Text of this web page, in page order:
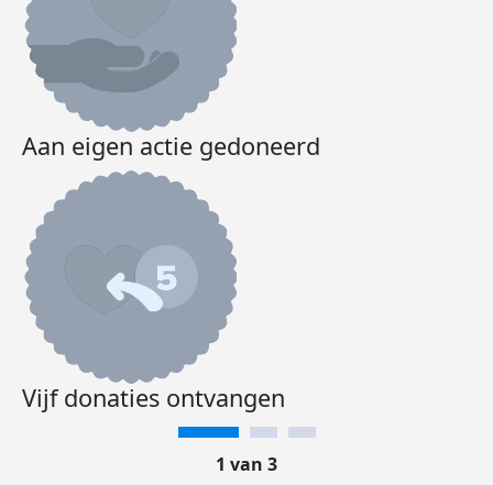
Aan eigen actie gedoneerd
Vijf donaties ontvangen
1 van 3